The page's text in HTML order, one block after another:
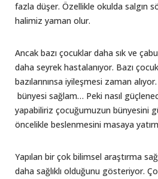
fazla düşer. Özellikle okulda salgın
halimiz yaman olur.
Ancak bazı çocuklar daha sık ve
daha seyrek hastalanıyor. Bazı
bazılarınınsa iyileşmesi zaman
bünyesi sağlam… Peki nasıl
yapabiliriz çocuğumuzun bünyesini
öncelikle beslenmesini masaya
Yapılan bir çok bilimsel araştırma
daha sağlıklı olduğunu gösteriyor.